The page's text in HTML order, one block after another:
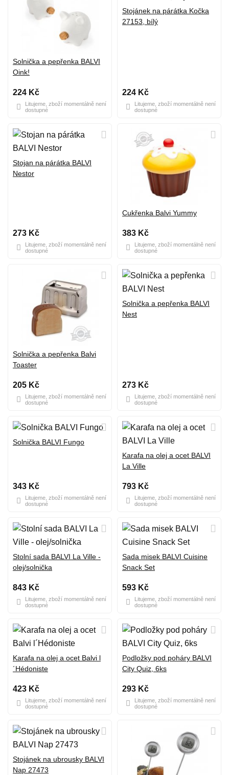
Solnička a pepřenka BALVI
Oink!
224 Kč
Litujeme, zboží momentálně není
dostupné
Stojánek na párátka Kočka
27153, bílý
224 Kč
Litujeme, zboží momentálně není
dostupné
Stojan na párátka BALVI
Nestor
273 Kč
Litujeme, zboží momentálně není
dostupné
Cukřenka Balvi Yummy
383 Kč
Litujeme, zboží momentálně není
dostupné
Solnička a pepřenka Balvi
Toaster
205 Kč
Litujeme, zboží momentálně není
dostupné
Solnička a pepřenka BALVI
Nest
273 Kč
Litujeme, zboží momentálně není
dostupné
Solnička BALVI Fungo
343 Kč
Litujeme, zboží momentálně není
dostupné
Karafa na olej a ocet BALVI
La Ville
793 Kč
Litujeme, zboží momentálně není
dostupné
Stolní sada BALVI La Ville -
olej/solnička
843 Kč
Litujeme, zboží momentálně není
dostupné
Sada misek BALVI Cuisine
Snack Set
593 Kč
Litujeme, zboží momentálně není
dostupné
Karafa na olej a ocet Balvi l
´Hédoniste
423 Kč
Litujeme, zboží momentálně není
dostupné
Podložky pod poháry BALVI
City Quiz, 6ks
293 Kč
Litujeme, zboží momentálně není
dostupné
Stojánek na ubrousky BALVI
Nap 27473